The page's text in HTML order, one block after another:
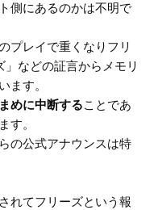
側にあるのかは不明で
プレイで重くなりフリ
などの証言からメモリ
ます。
めに中断することであ
す。
の公式アナウンスは特
れてフリーズという報